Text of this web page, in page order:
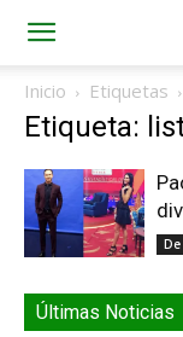
Inicio Etiquetas
Etiqueta:
Últimas Noticias